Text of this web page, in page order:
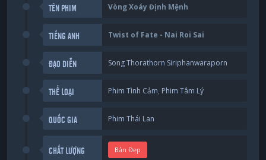
TÊN PHIM Vòng Xoáy Định Mệnh
TIẾNG ANH Twist of Fate - Nai Roi Sai
ĐẠO DIỄN Song Thorathorn Siriphanwaraporn
THỂ LOẠI Phim Tình Cảm, Phim Tâm Lý
QUỐC GIA Phim Thái Lan
CHẤT LƯỢNG Bản Đẹp